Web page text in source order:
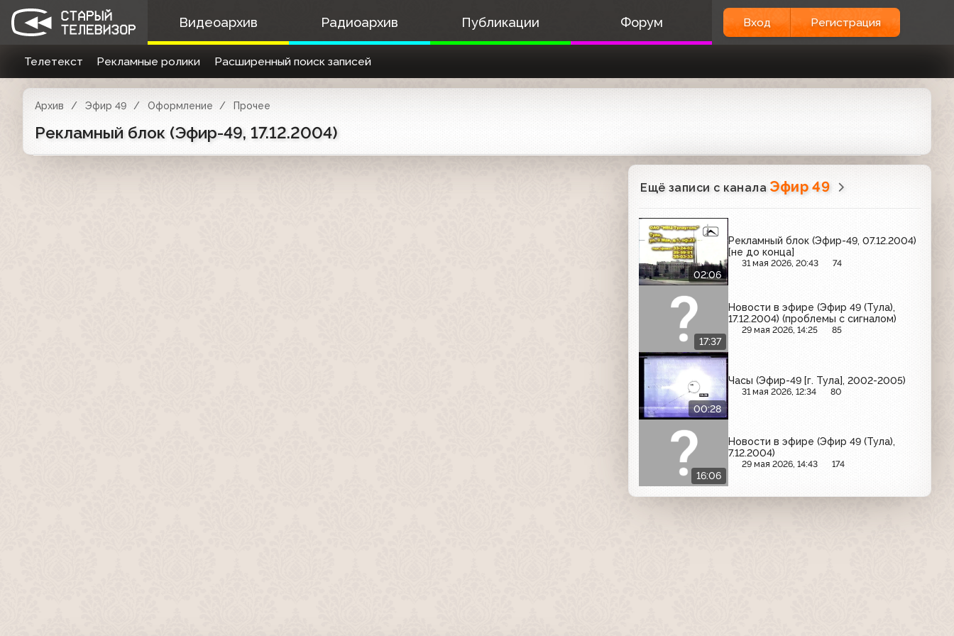
Видеоархив Радиоархив Публикации Форум Вход Регистрация
Телетекст Рекламные ролики Расширенный поиск записей
Архив Эфир 49 Оформление Прочее
Рекламный блок (Эфир-49, 17.12.2004)
Ещё записи с канала Эфир 49
02:06
Рекламный блок (Эфир-49, 07.12.2004)
[не до конца]
31 мая 2026, 20:43 74
17:37
Новости в эфире (Эфир 49 (Тула),
17.12.2004) (проблемы с сигналом)
29 мая 2026, 14:25 85
00:28
Часы (Эфир-49 [г. Тула], 2002-2005)
31 мая 2026, 12:34 80
16:06
Новости в эфире (Эфир 49 (Тула),
7.12.2004)
29 мая 2026, 14:43 174